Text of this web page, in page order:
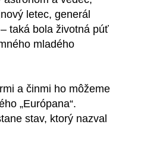
letec, generál
taká bola životná púť
mladého
a činmi ho môžeme
„Európana“.
stav, ktorý nazval